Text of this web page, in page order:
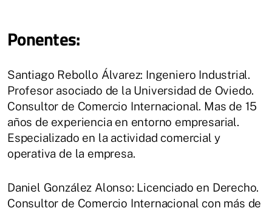
Ponentes:
Santiago Rebollo Álvarez: Ingeniero Industrial.
Profesor asociado de la Universidad de Oviedo.
Consultor de Comercio Internacional. Mas de 15
años de experiencia en entorno empresarial.
Especializado en la actividad comercial y
operativa de la empresa.
Daniel González Alonso: Licenciado en Derecho.
Consultor de Comercio Internacional con más de